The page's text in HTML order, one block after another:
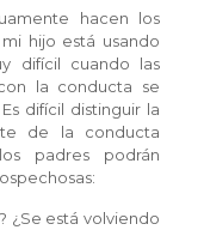
hacen los
hijo está usando
difícil cuando las
la conducta se
difícil distinguir la
de la conducta
padres podrán
¿Se está volviendo